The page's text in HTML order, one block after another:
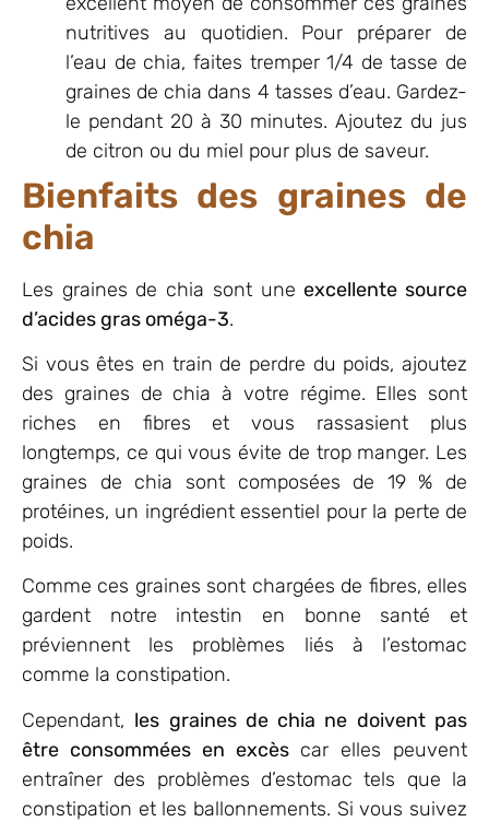
nutritives au quotidien. Pour préparer de
l’eau de chia, faites tremper 1/4 de tasse de
graines de chia dans 4 tasses d’eau. Gardez-
le pendant 20 à 30 minutes. Ajoutez du jus
de citron ou du miel pour plus de saveur.
Bienfaits des graines de
chia
Les graines de chia sont uneexcellente source
d’acides gras oméga-3.
Si vous êtes en train de perdre du poids, ajoutez
des graines de chia à votre régime. Elles sont
riches en fibres et vous rassasient plus
longtemps, ce qui vous évite de trop manger. Les
graines de chia sont composées de 19 % de
protéines, un ingrédient essentiel pour la perte de
poids.
Comme ces graines sont chargées de fibres, elles
gardent notre intestin en bonne santé et
préviennent les problèmes liés à l’estomac
comme la constipation.
Cependant, les graines de chia ne doivent pas
être consommées en excèscar elles peuvent
entraîner des problèmes d’estomac tels que la
constipation et les ballonnements. Si vous suivez